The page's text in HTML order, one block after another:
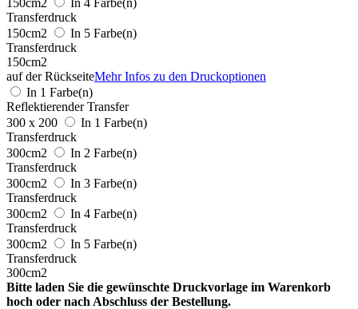
Transferdruck
150cm2
In 5 Farbe(n)
Transferdruck
150cm2
auf der RückseiteMehr Infos zu den Druckoptionen
In 1 Farbe(n)
Reflektierender Transfer
300 x 200
In 1 Farbe(n)
Transferdruck
300cm2
In 2 Farbe(n)
Transferdruck
300cm2
In 3 Farbe(n)
Transferdruck
300cm2
In 4 Farbe(n)
Transferdruck
300cm2
In 5 Farbe(n)
Transferdruck
300cm2
Bitte laden Sie die gewünschte Druckvorlage im Warenkorb
hoch oder nach Abschluss der Bestellung.